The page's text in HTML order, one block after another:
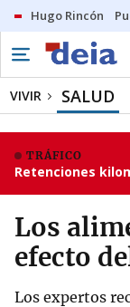
Hugo Rincón
VIVIR SALUD
TRÁFICO
Retenciones
Los
efecto
Los expertos